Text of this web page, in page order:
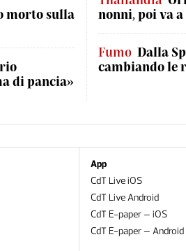
morto sulla
di pancia»
nonni, poi va
Fumo Dalla
cambiando le
App
CdT Live iOS
CdT Live Android
CdT E-paper – iOS
CdT E-paper – Android